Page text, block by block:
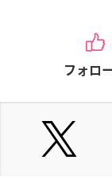
フォロ